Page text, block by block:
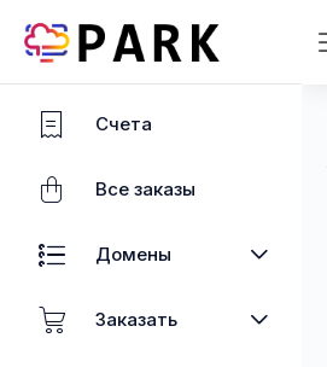
Счета
Все заказы
Домены
Заказать